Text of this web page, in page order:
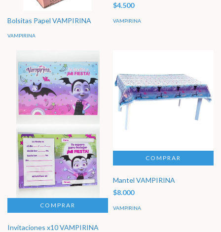
Bolsitas Papel VAMPIRINA
VAMPIRINA
$4.500
VAMPIRINA
Invitaciones x10 VAMPIRINA
Mantel VAMPIRINA
$8.000
VAMPIRINA